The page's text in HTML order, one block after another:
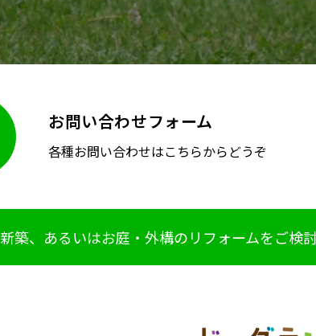
お問い合わせフォーム
各種お問い合わせはこちらからどうぞ
新築、あるいはお庭・外構のリフォームをご検